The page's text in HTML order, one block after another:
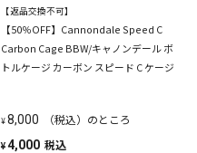
【返品交換不可】
【50％OFF】Cannondale Speed C
Carbon Cage BBW/キャノンデール ボ
トルケージ カーボン スピード C ケージ
¥8,000 （税込）のところ
¥4,000 税込